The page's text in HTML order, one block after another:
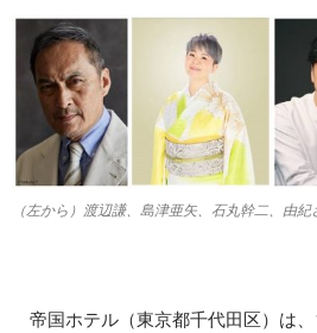
（左から）渡辺謙、島津亜矢、石丸幹二、由紀
帝国ホテル（東京都千代田区）は